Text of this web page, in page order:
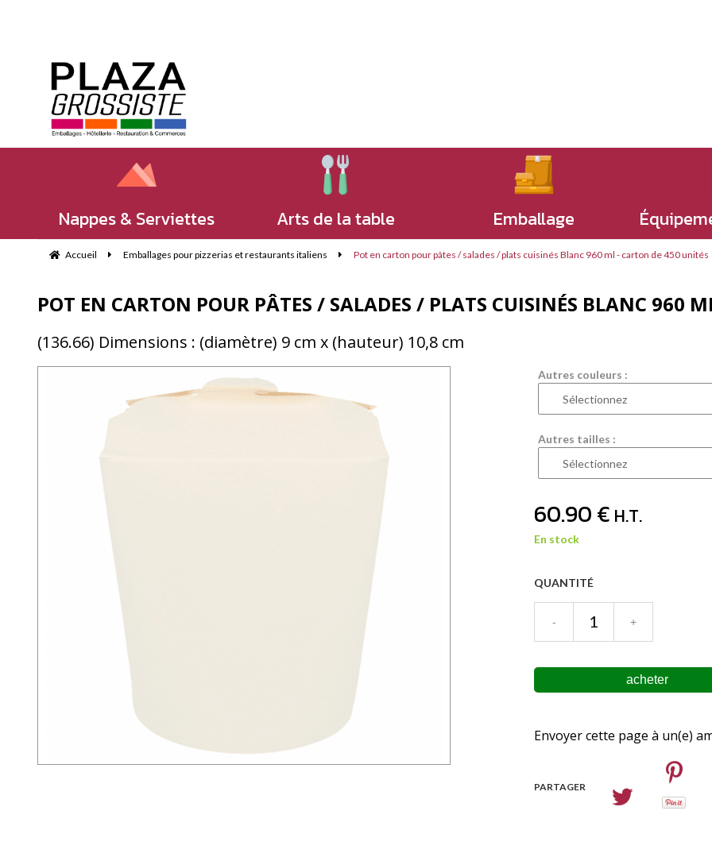
Nappes & Serviettes Arts de la table Emballage
Accueil Emballages pour pizzerias et restaurants italiens Pot en carton pour pâtes / salades / plats cuisinés Blanc 960 ml - carton de 450 unités
POT EN CARTON POUR PÂTES / SALADES / PLATS CUISINÉS BLANC 960
(136.66) Dimensions : (diamètre) 9 cm x (hauteur) 10,8 cm
Autres couleurs :
Autres tailles :
60.90€ H.T.
En stock
QUANTITÉ
Envoyer cette page à un(e)
PARTAGER